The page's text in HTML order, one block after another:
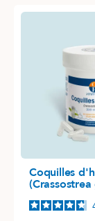
Coquilles
(Crassostrea